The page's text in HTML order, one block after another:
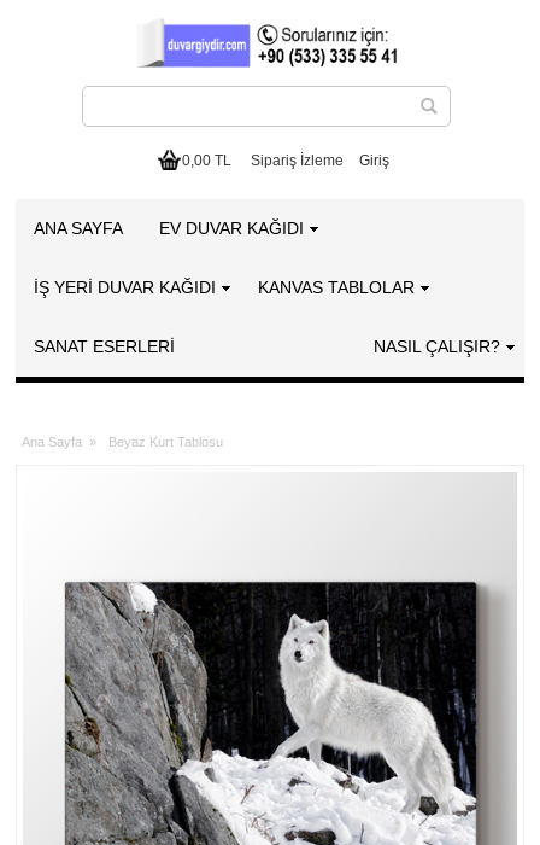
0,00 TL Sipariş İzleme Giriş
ANA SAYFA EV DUVAR KAĞIDI
İŞ YERİ DUVAR KAĞIDI KANVAS TABLOLAR
SANAT ESERLERI NASIL ÇALIŞIR?
Ana Sayfa » Beyaz Kurt Tablosu